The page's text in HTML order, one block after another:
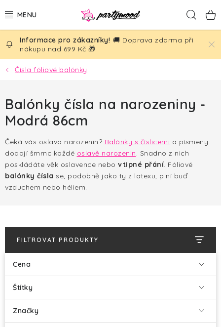
na
BALÓNKY
PÁRTY DEKORACE
TÉMATA
NAROZENINY
SVATBA
VÁNOCE
Kontakt O nás
Doprava a platba
Vrácení zboží a reklamace
🚚 Doprava zdarma při
nákupu nad 699 Kč 🎁
Čísla fóliové balónky
Balónky čísla na narozeniny -
Modrá 86cm
Čeká vás oslava narozenin? Balónky s číslicemi a písmeny
dodají šmrnc každé oslavě narozenin. Snadno z nich
poskládáte věk oslavence nebo vtipné přání. Fóliové
balónky čísla se, podobně jako ty z latexu, plní buď
vzduchem nebo héliem.
FILTROVAT PRODUKTY
Cena
Štítky
Značky